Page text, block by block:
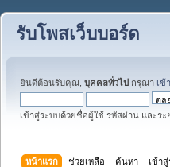
รับโพสเว็บบอร์ด
ยินดีต้อนรับคุณ, บุคคลทั่วไป กรุณา เข้
เข้าสู่ระบบด้วยชื่อผู้ใช้ รหัสผ่าน และระ
หน้าแรก ช่วยเหลือ ค้นหา เข้า